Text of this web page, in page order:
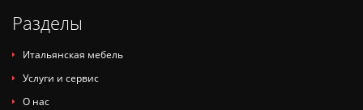
Разделы
Итальянская мебель
Услуги и сервис
О нас